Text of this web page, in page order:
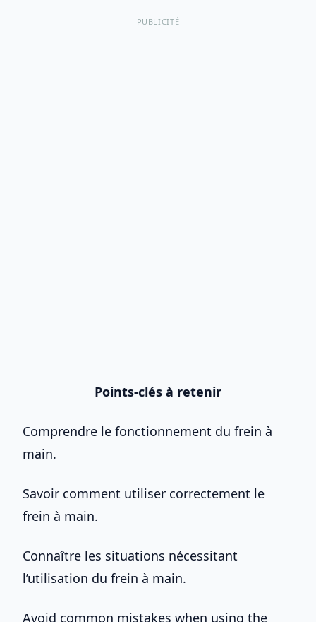
PUBLICITÉ
Points-clés à retenir
Comprendre le fonctionnement du frein à
main.
Savoir comment utiliser correctement le
frein à main.
Connaître les situations nécessitant
l’utilisation du frein à main.
Avoid common mistakes when using the